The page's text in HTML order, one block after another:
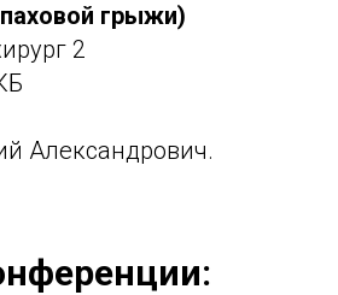
грыжи)
2
Александрович.